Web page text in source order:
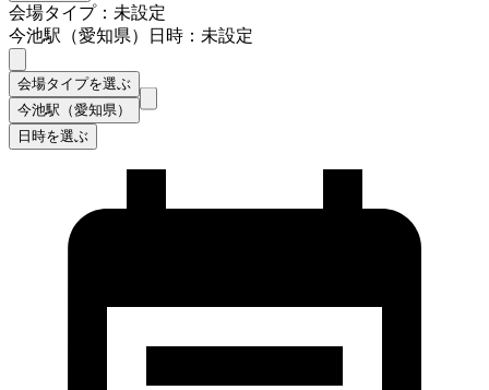
会場タイプ：未設定
今池駅（愛知県）
日時：未設定
会場タイプを選ぶ
今池駅（愛知県）
日時を選ぶ